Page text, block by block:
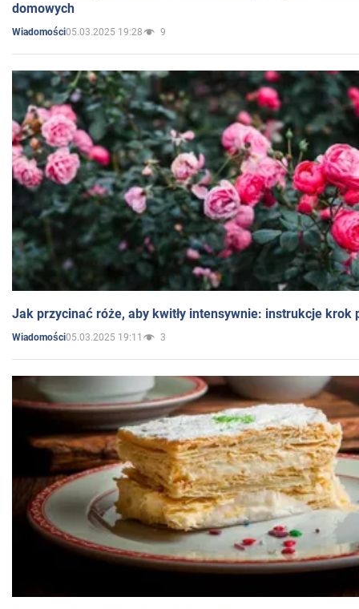
domowych
Wiadomości05.03.2025 19:28 9
Jak przycinać róże, aby kwitły intensywnie: instrukcje krok
Wiadomości05.03.2025 19:11 3